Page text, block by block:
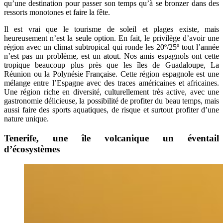
qu’une destination pour passer son temps qu’à se bronzer dans des
ressorts monotones et faire la fête.
Il est vrai que le tourisme de soleil et plages existe, mais
heureusement n’est la seule option. En fait, le privilège d’avoir une
région avec un climat subtropical qui ronde les 20º/25º tout l’année
n’est pas un problème, est un atout. Nos amis espagnols ont cette
tropique beaucoup plus près que les îles de Guadaloupe, La
Réunion ou la Polynésie Française. Cette région espagnole est une
mélange entre l’Espagne avec des traces américaines et africaines.
Une région riche en diversité, culturellement très active, avec une
gastronomie délicieuse, la possibilité de profiter du beau temps, mais
aussi faire des sports aquatiques, de risque et surtout profiter d’une
nature unique.
Tenerife, une île volcanique un éventail
d’écosystèmes